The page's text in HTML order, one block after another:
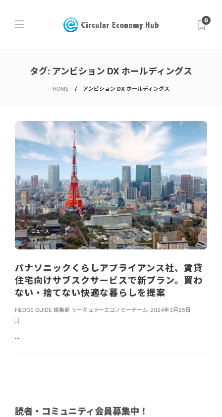
0
タグ: アンビション DX ホールディングス
HOME アンビション DX ホールディングス
ニュース
パナソニックくらしアプライアンス社、賃貸
住宅向けサブスクサービスで新プラン。買わ
ない・捨てない快適な暮らしを提案
HEDGE GUIDE 編集部 サーキュラーエコノミーチーム 2024年3月25日
...
読者・コミュニティ会員募集中！